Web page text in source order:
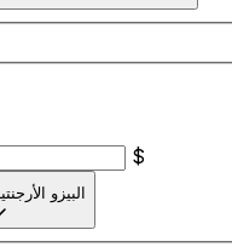
$
البيزو